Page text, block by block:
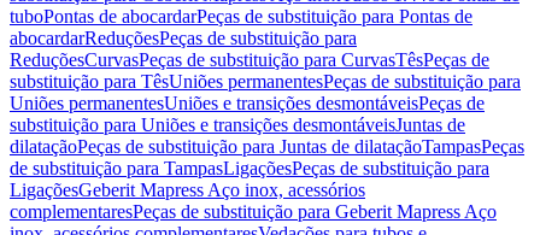
tuboPontas de abocardarPeças de substituição para Pontas de
abocardarReduçõesPeças de substituição para
ReduçõesCurvasPeças de substituição para CurvasTêsPeças de
substituição para TêsUniões permanentesPeças de substituição para
Uniões permanentesUniões e transições desmontáveisPeças de
substituição para Uniões e transições desmontáveisJuntas de
dilataçãoPeças de substituição para Juntas de dilataçãoTampasPeças
de substituição para TampasLigaçõesPeças de substituição para
LigaçõesGeberit Mapress Aço inox, acessórios
complementaresPeças de substituição para Geberit Mapress Aço